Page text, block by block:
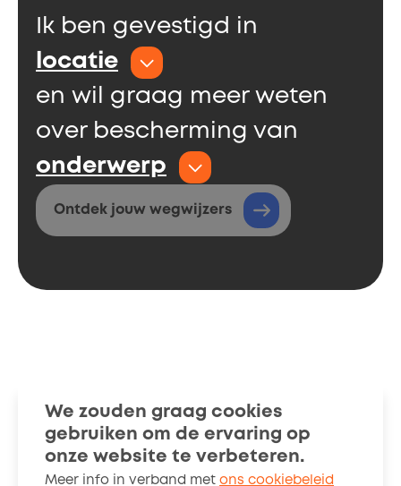
Ik ben gevestigd in
locatie
en wil graag meer weten
over bescherming van
onderwerp
Ontdek jouw wegwijzers
Verhalen
Over ons Cookiebeleid
We zouden graag cookies
gebruiken om de ervaring op
onze website te verbeteren.
Meer info in verband met ons cookiebeleid